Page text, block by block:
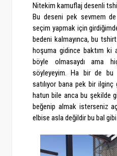
Nitekim kamuflaj desenli
Bu deseni pek sevmem
seçim yapmak için
bedeni kalmayınca, bu
hoşuma gidince baktım ki
böyle olmasaydı ama
söyleyeyim. Ha bir de
satılıyor bana pek bir
hatun bile anca bu şekilde
beğenip almak isterseniz
elbise asla değildir bu bal